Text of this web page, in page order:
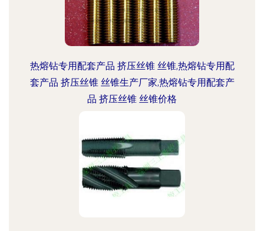
热熔钻专用配套产品 挤压丝锥 丝锥,热熔钻专用配
套产品 挤压丝锥 丝锥生产厂家,热熔钻专用配套产
品 挤压丝锥 丝锥价格